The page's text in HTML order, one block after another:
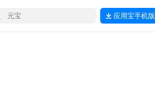
应用宝手机版